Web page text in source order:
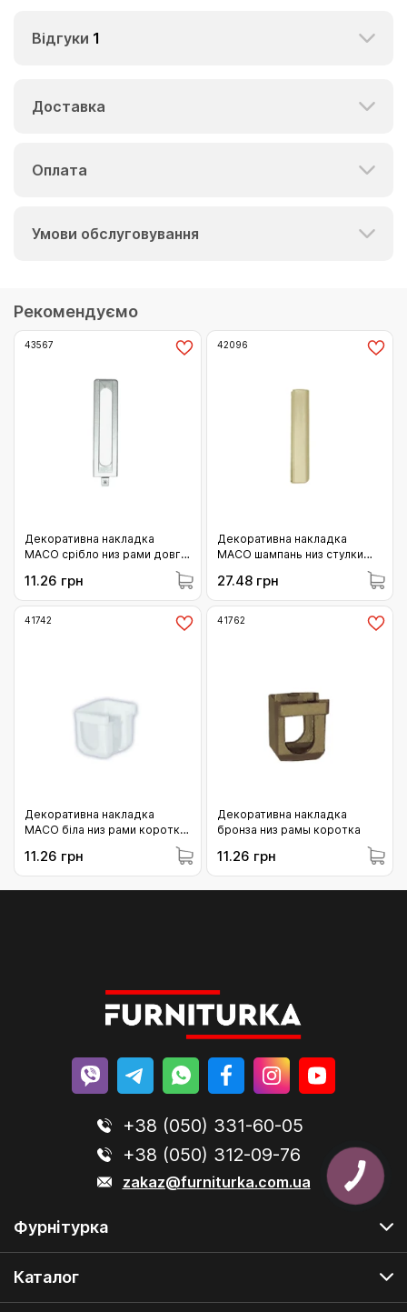
Відгуки 1
Доставка
Оплата
Умови обслуговування
Рекомендуємо
43567
Декоративна накладка
MACO срібло низ рами довга
11.26 грн
42096
Декоративна накладка
MACO шампань низ стулки
27.48 грн
41742
Декоративна накладка
MACO біла низ рами коротка
11.26 грн
41762
Декоративна накладка
бронза низ рамы коротка
11.26 грн
+38 (050) 331-60-05
+38 (050) 312-09-76
zakaz@furniturka.com.ua
Фурнітурка
Каталог